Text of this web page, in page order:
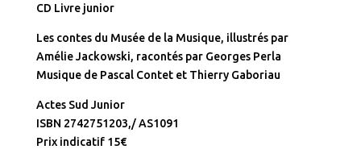
CD Livre junior
Les contes du Musée de la Musique, illustrés par
Amélie Jackowski, racontés par Georges Perla
Musique de Pascal Contet et Thierry Gaboriau
Actes Sud Junior
ISBN 2742751203,/ AS1091
Prix indicatif 15€